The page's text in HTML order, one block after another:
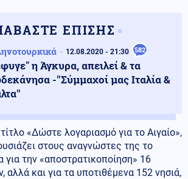
ΕΠΙΣΗΣ
12.08.2020 - 21:30 582
η Άγκυρα, απειλεί & τα
-''Σύμμαχοί μας Ιταλία &
«Δώστε λογαριασμό για το Αιγαίο»,
στους αναγνώστες της το
για την «αποστρατικοποίηση» 16
αλλά και για τα υποτιθέμενα 152 νησιά,